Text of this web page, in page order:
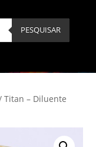
PESQUISAR
Titan – Diluente